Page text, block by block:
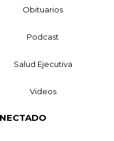
Obituarios
Podcast
Salud Ejecutiva
Videos